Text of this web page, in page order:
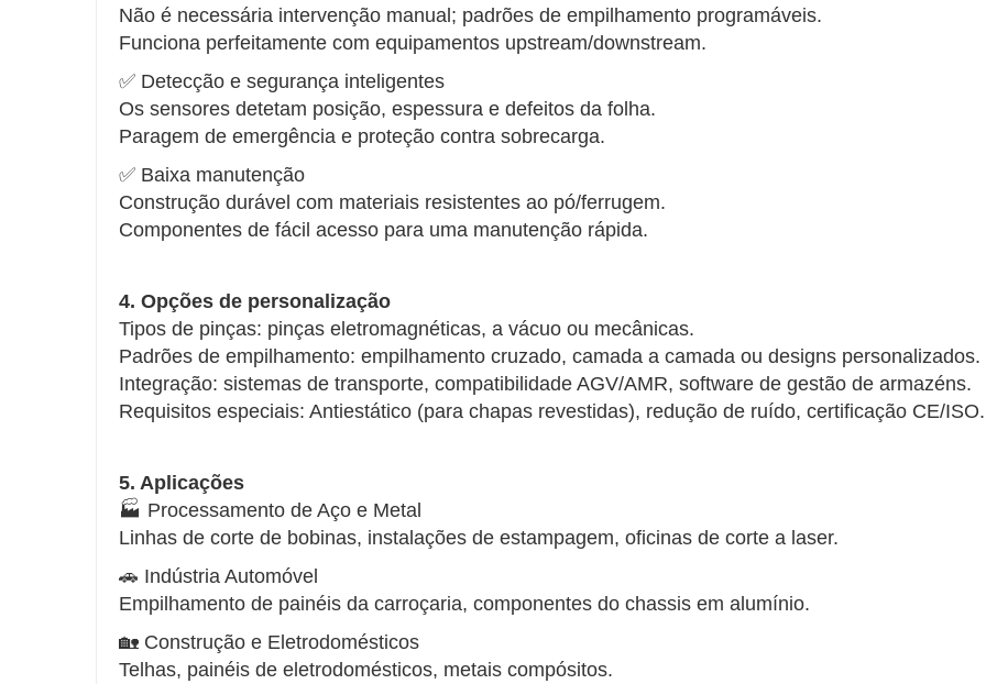
✅ Indústria Automóvel – Empilhamento
chapas de alumínio
galvanizadas/revestidas
O paletizador de chapas metálicas
precisão e inteligência, eliminando
Contacte-nos para estudos de caso
Não é necessária intervenção manual; padrões de empilhamento programáveis.
Funciona perfeitamente com equipamentos upstream/downstream.
✅ Detecção e segurança inteligentes
Os sensores detetam posição, espessura e defeitos da folha.
Paragem de emergência e proteção contra sobrecarga.
✅ Baixa manutenção
Construção durável com materiais resistentes ao pó/ferrugem.
Componentes de fácil acesso para uma manutenção rápida.
4. Opções de personalização
Tipos de pinças: pinças eletromagnéticas, a vácuo ou mecânicas.
Padrões de empilhamento: empilhamento cruzado, camada a camada ou designs personalizados.
Integração: sistemas de transporte, compatibilidade AGV/AMR, software de gestão de armazéns.
Requisitos especiais: Antiestático (para chapas revestidas), redução de ruído, certificação CE/ISO.
5. Aplicações
🏭 Processamento de Aço e Metal
Linhas de corte de bobinas, instalações de estampagem, oficinas de corte a laser.
🚗 Indústria Automóvel
Empilhamento de painéis da carroçaria, componentes do chassis em alumínio.
🏡 Construção e Eletrodomésticos
Telhas, painéis de eletrodomésticos, metais compósitos.